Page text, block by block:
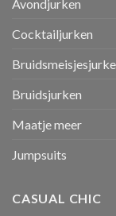
Avondjurken
Cocktailjurken
Bruidsjurken
Maatje meer
Jumpsuits
CASUAL CHIC